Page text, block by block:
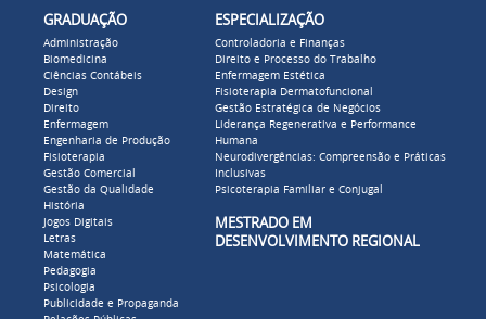
GRADUAÇÃO
Administração
Biomedicina
Ciências Contábeis
Design
Direito
Enfermagem
Engenharia de Produção
Fisioterapia
Gestão Comercial
Gestão da Qualidade
História
Jogos Digitais
Letras
Matemática
Pedagogia
Psicologia
Publicidade e Propaganda
ESPECIALIZAÇÃO
Controladoria e Finanças
Direito e Processo do Trabalho
Enfermagem Estética
Fisioterapia Dermatofuncional
Gestão Estratégica de Negócios
Liderança Regenerativa e Performance
Humana
Neurodivergências: Compreensão e Práticas
Inclusivas
Psicoterapia Familiar e Conjugal
MESTRADO EM
DESENVOLVIMENTO REGIONAL